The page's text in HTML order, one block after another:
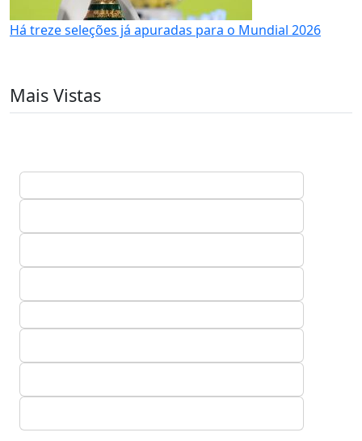
Há treze seleções já apuradas para o Mundial 2026
Mais Vistas